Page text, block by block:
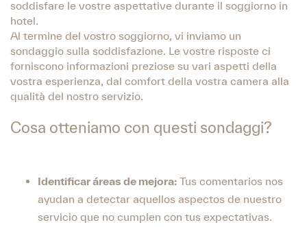
soddisfare le vostre aspettative durante il soggiorno in
hotel.
Al termine del vostro soggiorno, vi inviamo un
sondaggio sulla soddisfazione. Le vostre risposte ci
forniscono informazioni preziose su vari aspetti della
vostra esperienza, dal comfort della vostra camera alla
qualità del nostro servizio.
Cosa otteniamo con questi sondaggi?
Identificar áreas de mejora: Tus comentarios nos
ayudan a detectar aquellos aspectos de nuestro
servicio que no cumplen con tus expectativas.